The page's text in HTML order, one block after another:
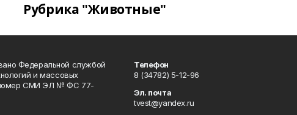
Рубрика "Животные"
Федеральной службой
и массовых
номер СМИ ЭЛ № ФС 77-
Телефон
8 (34782) 5-12-96
Эл. почта
tvest@yandex.ru